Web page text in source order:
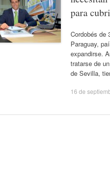
para
Cordobés de
Paraguay,
expandirse.
tratarse de
de Sevilla,
16 de